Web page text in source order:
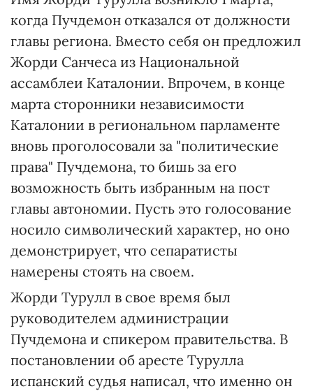
когда Пучдемон отказался от должности
главы региона. Вместо себя он предложил
Жорди Санчеса из Национальной
ассамблеи Каталонии. Впрочем, в конце
марта сторонники независимости
Каталонии в региональном парламенте
вновь проголосовали за "политические
права" Пучдемона, то бишь за его
возможность быть избранным на пост
главы автономии. Пусть это голосование
носило символический характер, но оно
демонстрирует, что сепаратисты
намерены стоять на своем.
Жорди Турулл в свое время был
руководителем администрации
Пучдемона и спикером правительства. В
постановлении об аресте Турулла
испанский судья написал, что именно он